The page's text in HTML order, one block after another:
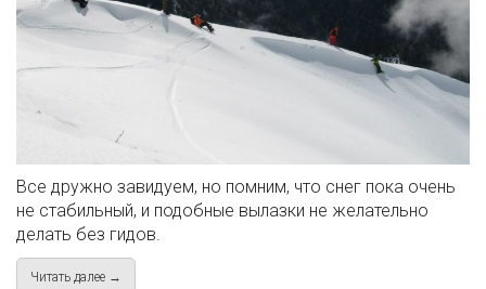
Все дружно завидуем, но помним, что снег пока очень
не стабильный, и подобные вылазки не желательно
делать без гидов.
Читать далее →